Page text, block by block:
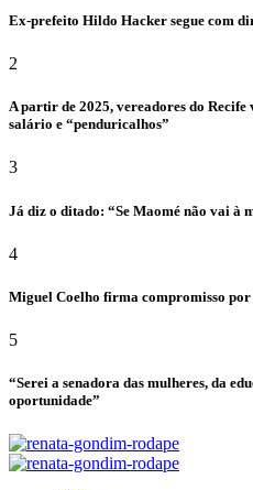
Ex-prefeito Hildo Hacker segue com
2
A partir de 2025, vereadores do Recife
salário e “penduricalhos”
3
Já diz o ditado: “Se Maomé não vai à
4
Miguel Coelho firma compromisso
5
“Serei a senadora das mulheres, da
oportunidade”